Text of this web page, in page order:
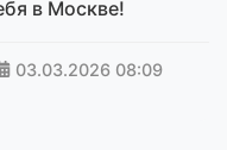
в Москве!
03.03.2026 08:09